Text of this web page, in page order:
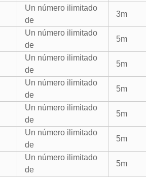
Un número ilimitado
de
3m
Un número ilimitado
de
5m
Un número ilimitado
de
5m
Un número ilimitado
de
5m
Un número ilimitado
de
5m
Un número ilimitado
de
5m
Un número ilimitado
de
5m